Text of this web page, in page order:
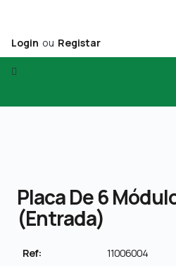
Login ou Registar
Placa De 6
(entrada)
Ref: 11006004